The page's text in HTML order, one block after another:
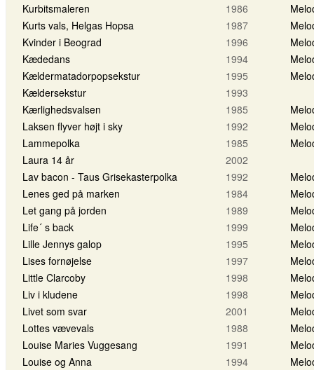
Kurbitsmaleren
1986
Kurts vals, Helgas Hopsa
1987
Kvinder i Beograd
1996
Kædedans
1994
Kældermatadorpopsekstur
1995
Kældersekstur
1993
Kærlighedsvalsen
1985
Laksen flyver højt i sky
1992
Lammepolka
1985
Laura 14 år
2002
Lav bacon - Taus Grisekasterpolka
1992
Lenes ged på marken
1984
Let gang på jorden
1989
Life´ s back
1999
Lille Jennys galop
1995
Lises fornøjelse
1997
Little Clarcoby
1998
Liv i kludene
1998
Livet som svar
2001
Lottes vævevals
1988
Louise Maries Vuggesang
1991
Louise og Anna
1994